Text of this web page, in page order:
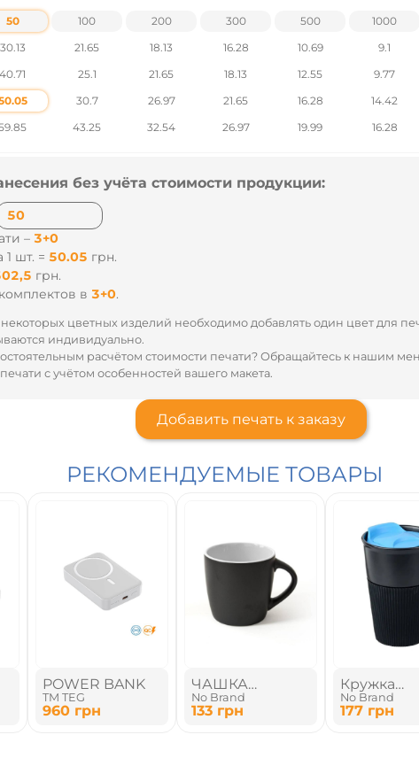
50 100 200 300 500 1000
30.13 21.65 18.13 16.28 10.69 9.1
40.71 25.1 21.65 18.13 12.55 9.77
30.7 26.97 21.65 16.28 14.42
43.25 32.54 26.97 19.99 16.28
без учёта стоимости продукции:
– 2+0
шт. = 68.22 грн.
грн.
комплектов в 2+0.
цветных изделий необходимо добавлять один цвет для
индивидуально.
расчётом стоимости печати? Обращайтесь к нашим
с учётом особенностей вашего макета.
Добавить печать к заказу
РЕКОМЕНДУЕМЫЕ ТОВАРЫ
POWER BANK
TM TEG
960 грн
ЧАШКА
КЕРАМИЧЕСКАЯ
No Brand
133 грн
Кружка
матовая
No Brand
177 грн